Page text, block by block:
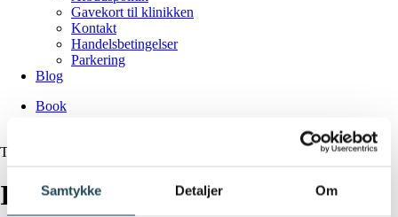
Samtykke Detaljer Om
Gavekort til klinikken
Kontakt
Handelsbetingelser
Parkering
Blog
Book
Tag
IMT-behandling